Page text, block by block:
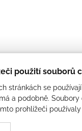
použití souborů
stránkách se
a podobně.
prohlížeči